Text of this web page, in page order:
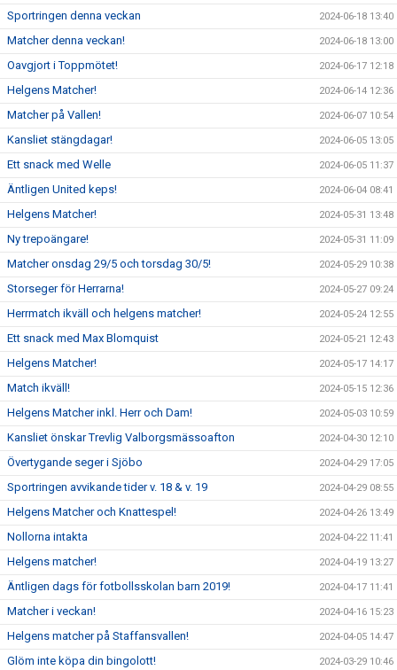
Sportringen denna veckan 2024-06-18 13:40
Matcher denna veckan! 2024-06-18 13:00
Oavgjort i Toppmötet! 2024-06-17 12:18
Helgens Matcher! 2024-06-14 12:36
Matcher på Vallen! 2024-06-07 10:54
Kansliet stängdagar! 2024-06-05 13:05
Ett snack med Welle 2024-06-05 11:37
Äntligen United keps! 2024-06-04 08:41
Helgens Matcher! 2024-05-31 13:48
Ny trepoängare! 2024-05-31 11:09
Matcher onsdag 29/5 och torsdag 30/5! 2024-05-29 10:38
Storseger för Herrarna! 2024-05-27 09:24
Herrmatch ikväll och helgens matcher! 2024-05-24 12:55
Ett snack med Max Blomquist 2024-05-21 12:43
Helgens Matcher! 2024-05-17 14:17
Match ikväll! 2024-05-15 12:36
Helgens Matcher inkl. Herr och Dam! 2024-05-03 10:59
Kansliet önskar Trevlig Valborgsmässoafton 2024-04-30 12:10
Övertygande seger i Sjöbo 2024-04-29 17:05
Sportringen avvikande tider v. 18 & v. 19 2024-04-29 08:55
Helgens Matcher och Knattespel! 2024-04-26 13:49
Nollorna intakta 2024-04-22 11:41
Helgens matcher! 2024-04-19 13:27
Äntligen dags för fotbollsskolan barn 2019! 2024-04-17 11:41
Matcher i veckan! 2024-04-16 15:23
Helgens matcher på Staffansvallen! 2024-04-05 14:47
Glöm inte köpa din bingolott! 2024-03-29 10:46